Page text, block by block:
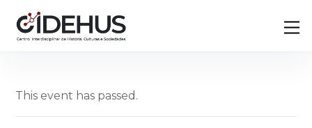
content
This event has passed.